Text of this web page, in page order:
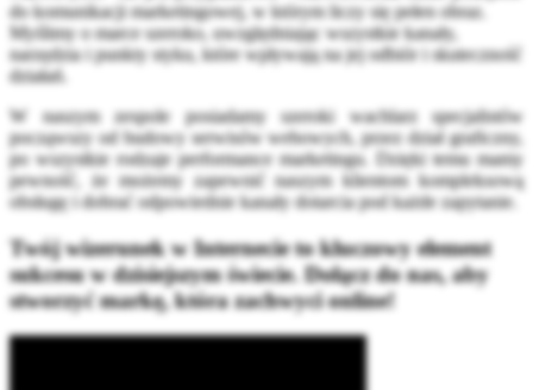
do komunikacji marketingowej, w którym liczy się pełen obraz.
Myślimy o marce szeroko, uwzględniając wszystkie kanały,
narzędzia i punkty styku, które wpływają na jej odbiór i skuteczność
działań.
W naszym zespole posiadamy szeroki wachlarz specjalistów
począwszy od budowy serwisów webowych, przez dział graficzny,
po wszystkie rodzaje performance marketingu. Dzięki temu mamy
pewność, że możemy zapewnić naszym klientom kompleksową
obsługę i dobrać odpowiednie kanały dotarcia pod każde zapytanie.
Twój wizerunek w Internecie to kluczowy element
sukcesu w dzisiejszym świecie. Dołącz do nas, aby
stworzyć markę, która zachwyci online!